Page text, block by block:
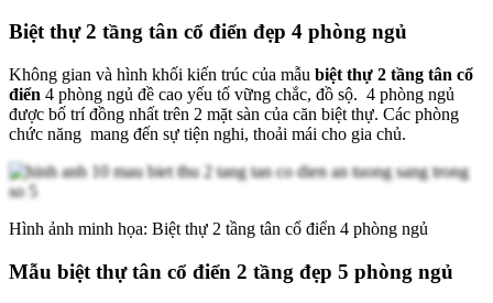
Biệt thự 2 tầng tân cổ điển đẹp 4 phòng ngủ
Không gian và hình khối kiến trúc của mẫu biệt thự 2 tầng tân cổ
điển 4 phòng ngủ đề cao yếu tố vững chắc, đồ sộ. 4 phòng ngủ
được bố trí đồng nhất trên 2 mặt sàn của căn biệt thự. Các phòng
chức năng mang đến sự tiện nghi, thoải mái cho gia chủ.
Hình ảnh minh họa: Biệt thự 2 tầng tân cổ điển 4 phòng ngủ
Mẫu biệt thự tân cổ điển 2 tầng đẹp 5 phòng ngủ